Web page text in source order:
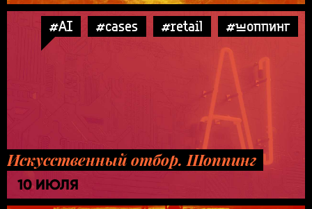
#AI #cases #retail #шоппинг
Искусственный отбор. Шоппинг
10 ИЮЛЯ